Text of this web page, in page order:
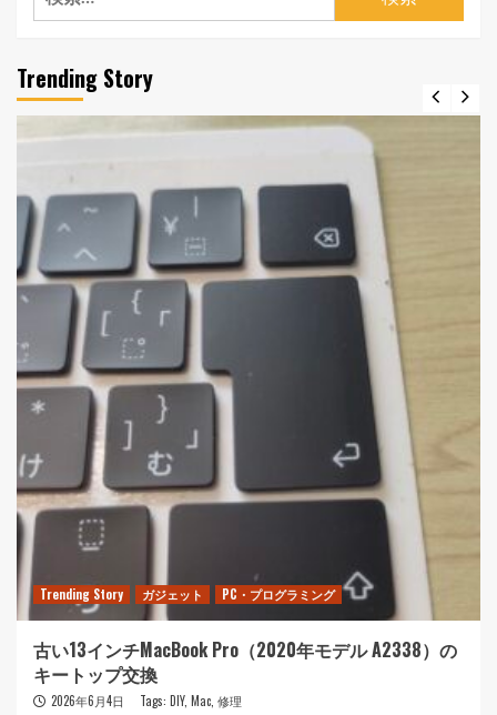
索:
Trending Story
Trending Story ガジェット PC・プログラミング
古い13インチMacBook Pro（2020年モデル A2338）の
キートップ交換
2026年6月4日 Tags: DIY, Mac, 修理